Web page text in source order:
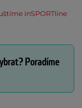
inSPORTline
Poradíme